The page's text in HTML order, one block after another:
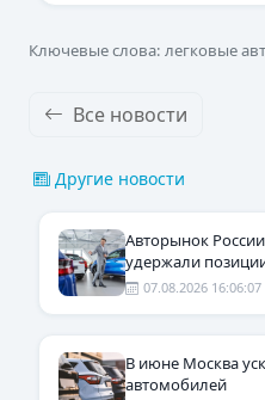
Ключевые слова: легковые
Все новости
Другие новости
Авторынок
удержали
07.08.2026 16:06:07
В июне Москва
автомобилей